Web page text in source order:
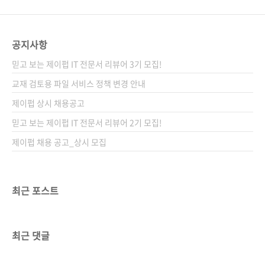
공지사항
믿고 보는 제이펍 IT 전문서 리뷰어 3기 모집!
교재 검토용 파일 서비스 정책 변경 안내
제이펍 상시 채용공고
믿고 보는 제이펍 IT 전문서 리뷰어 2기 모집!
제이펍 채용 공고_상시 모집
최근 포스트
최근 댓글